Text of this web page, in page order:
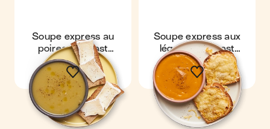
Soupe express au
poireau & toast
camembert
Soupe express aux
légumes & toast
gruyère